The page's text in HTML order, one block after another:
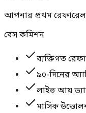
আপনার প্রথম
বেস কমিশন
ব্যক্তিগত
৯০-দিনের
লাইভ আয়
মাসিক